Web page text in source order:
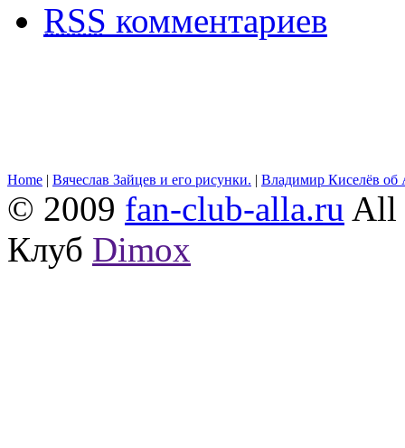
RSS комментариев
Home | Вячеслав Зайцев и его рисунки. | Владимир Киселёв об
© 2009 fan-club-alla.ru All
Клуб Dimox